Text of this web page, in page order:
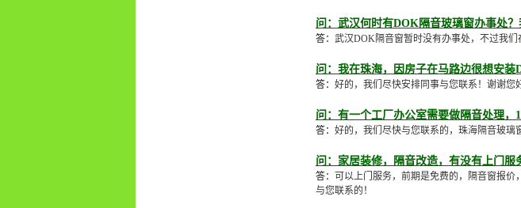
问：武汉何时有DOK隔音玻璃窗办事处？
答： 武汉DOK隔音窗暂时没有办事处，不过我
问：我在珠海，因房子在马路边很想安装
答： 好的，我们尽快安排同事与您联系！谢谢您
问：有一个工厂办公室需要做隔音处理
答： 好的，我们尽快与您联系的，珠海隔音玻璃
问：家居装修，隔音改造，有没有上门
答：
可以上门服务，前期是免费的，隔音窗报
与您联系的！